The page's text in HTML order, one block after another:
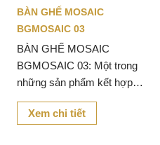
BÀN GHẾ MOSAIC
BGMOSAIC 03
BÀN GHẾ MOSAIC
BGMOSAIC 03: Một trong
những sản phẩm kết hợp
giữa khung sắt và các họa
tiết hoa văn đặc sắc. Khung
Xem chi tiết